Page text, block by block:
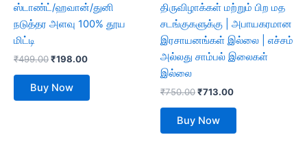
ஸ்டாண்ட்/ஹவான்/துனி
நடுத்தர அளவு 100% தூய
மிட்டி
₹499.00₹198.00
Buy Now
திருவிழாக்கள் மற்றும் பிற மத
சடங்குகளுக்கு | அபாயகரமான
இரசாயனங்கள் இல்லை | எச்சம்
அல்லது சாம்பல் இலைகள்
இல்லை
₹750.00₹713.00
Buy Now